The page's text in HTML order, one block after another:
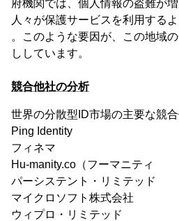
府機関では、個人情報の盗難が
人々が保護サービスを利用する
。このような要因が、この地域
ししています。
競合他社の分析
世界の分散型ID市場の主要な競
Ping Identity
フィネマ
Hu-manity.co（フーマニティ
パーシステント・リミテッド
マイクロソフト株式会社
ウィプロ・リミテッド